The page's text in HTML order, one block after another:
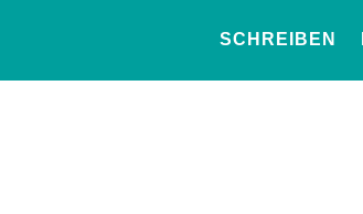
SCHREIBEN